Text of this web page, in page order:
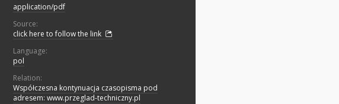
application/pdf
Source:
click here to follow the link
Language:
pol
Relation:
Współczesna kontynuacja czasopisma pod
adresem: www.przeglad-techniczny.pl